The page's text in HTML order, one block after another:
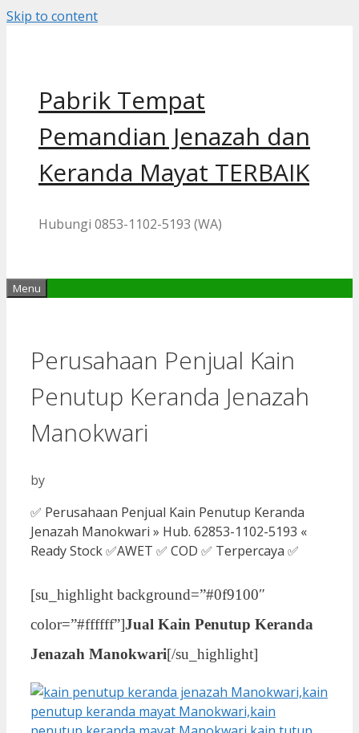
Skip to content
Pabrik Tempat
Pemandian Jenazah dan
Keranda Mayat TERBAIK
Hubungi 0853-1102-5193 (WA)
Menu
Perusahaan Penjual Kain
Penutup Keranda Jenazah
Manokwari
by
✅ Perusahaan Penjual Kain Penutup Keranda
Jenazah Manokwari » Hub. 62853-1102-5193 «
Ready Stock ✅AWET ✅ COD ✅ Terpercaya ✅
[su_highlight background=”#0f9100″
color=”#ffffff”]Jual Kain Penutup Keranda
Jenazah Manokwari[/su_highlight]